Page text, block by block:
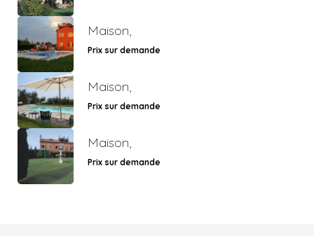
Maison,
Prix sur demande
Maison,
Prix sur demande
Maison,
Prix sur demande